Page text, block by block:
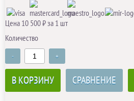
Цена 10 500 ₽ за 1 шт
Количество
- +
В КОРЗИНУ СРАВНЕНИЕ